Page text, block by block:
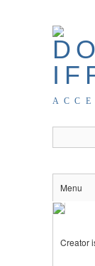
Menu
Creator